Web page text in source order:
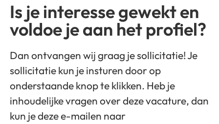
Is je interesse gewekt en
voldoe je aan het profiel?
Dan ontvangen wij graag je sollicitatie! Je
sollicitatie kun je insturen door op
onderstaande knop te klikken. Heb je
inhoudelijke vragen over deze vacature, dan
kun je deze e-mailen naar